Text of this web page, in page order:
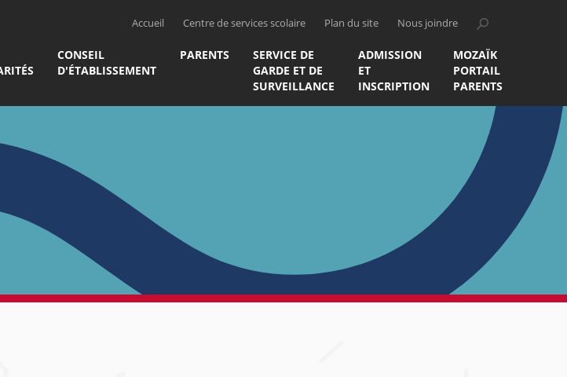
Accueil Centre de services scolaire Plan du site Nous joindre
CONSEIL
D'ÉTABLISSEMENT
PARENTS
SERVICE DE
GARDE ET DE
SURVEILLANCE
ADMISSION
ET
INSCRIPTION
MOZAÏK
PORTAIL
PARENTS